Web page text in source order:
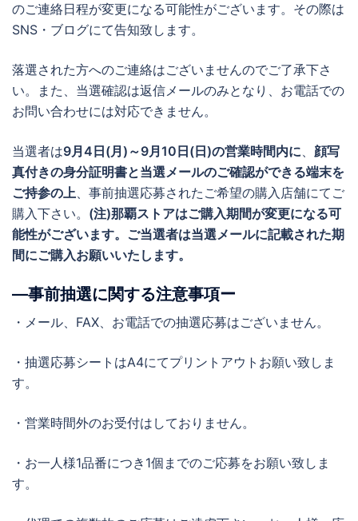
のご連絡日程が変更になる可能性がございます。その際は
SNS・ブログにて告知致します。
落選された方へのご連絡はございませんのでご了承下さ
い。また、当選確認は返信メールのみとなり、お電話での
お問い合わせには対応できません。
当選者は9月4日(月)～9月10日(日)の営業時間内に、 顔写
真付きの身分証明書と当選メールのご確認ができる端末を
ご持参の上、事前抽選応募されたご希望の購入店舗にてご
購入下さい。 (注)那覇ストアはご購入期間が変更になる可
能性がございます。ご当選者は当選メールに記載された期
間にご購入お願いいたします。
―事前抽選に関する注意事項ー
・メール、FAX、お電話での抽選応募はございません。
・抽選応募シートはA4にてプリントアウトお願い致しま
す。
・営業時間外のお受付はしておりません。
・お一人様1品番につき1個までのご応募をお願い致しま
す。